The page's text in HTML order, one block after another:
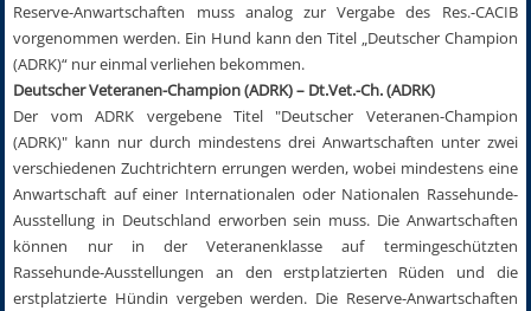
Reserve-Anwartschaften muss analog zur Vergabe des Res.-CACIB
vorgenommen werden. Ein Hund kann den Titel „Deutscher Champion
(ADRK)“ nur einmal verliehen bekommen.
Deutscher Veteranen-Champion (ADRK) – Dt.Vet.-Ch. (ADRK)
Der vom ADRK vergebene Titel "Deutscher Veteranen-Champion
(ADRK)" kann nur durch mindestens drei Anwartschaften unter zwei
verschiedenen Zuchtrichtern errungen werden, wobei mindestens eine
Anwartschaft auf einer Internationalen oder Nationalen Rassehunde-
Ausstellung in Deutschland erworben sein muss. Die Anwartschaften
können nur in der Veteranenklasse auf termingeschützten
Rassehunde-Ausstellungen an den erstplatzierten Rüden und die
erstplatzierte Hündin vergeben werden. Die Reserve-Anwartschaften